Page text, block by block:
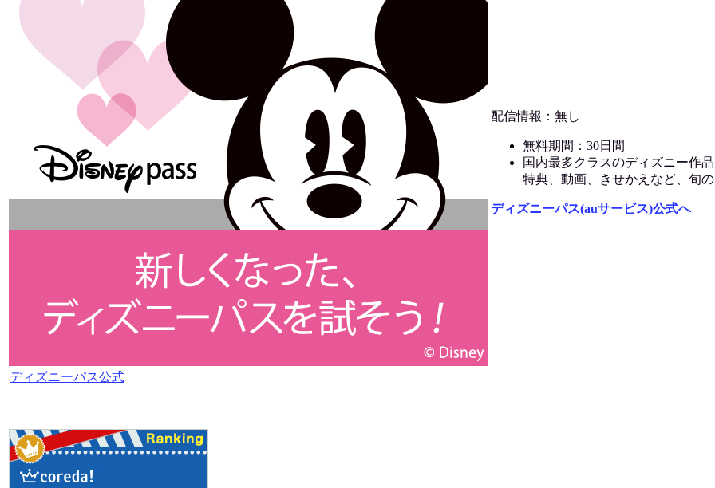
ディズニーパス公式
配信情報：無し
無料期間：30日間
国内最多クラスのディズニー作
特典、動画、きせかえなど、旬
ディズニーパス(auサービス)公式へ